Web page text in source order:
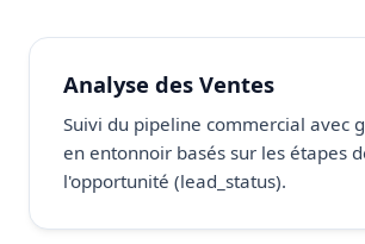
Analyse des Ventes
Suivi du pipeline commercial avec
en entonnoir basés sur les étapes
l'opportunité (lead_status).